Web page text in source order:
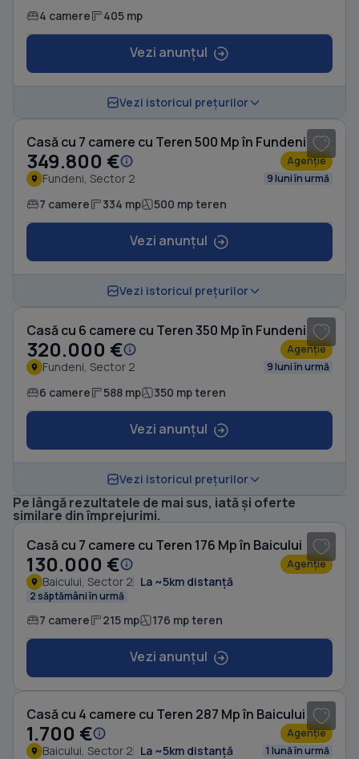
4 camere 405 mp
Vezi anunțul
Vezi istoricul prețurilor
Casă cu 7 camere cu Teren 500 Mp în Fundeni
349.800 € Agenție
Fundeni, Sector 2 9 luni în urmă
7 camere 334 mp 500 mp teren
Vezi anunțul
Vezi istoricul prețurilor
Casă cu 6 camere cu Teren 350 Mp în Fundeni
320.000 € Agenție
Fundeni, Sector 2 9 luni în urmă
6 camere 588 mp 350 mp teren
Vezi anunțul
Vezi istoricul prețurilor
Pe lângă rezultatele de mai sus, iată și oferte
similare din împrejurimi.
Casă cu 7 camere cu Teren 176 Mp în Baicului
130.000 € Agenție
Baicului, Sector 2 La ~5km distanță
2 săptămâni în urmă
7 camere 215 mp 176 mp teren
Vezi anunțul
Casă cu 4 camere cu Teren 287 Mp în Baicului
1.700 € Agenție
Baicului, Sector 2 La ~5km distanță 1 lună în urmă